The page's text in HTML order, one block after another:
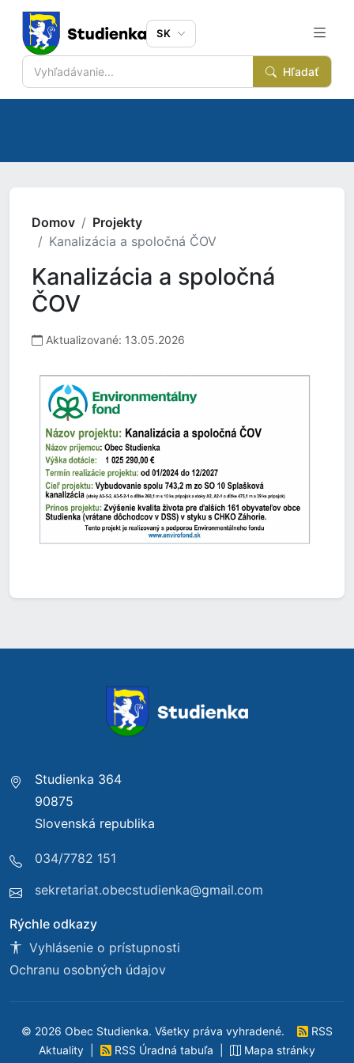
Hľadať
SK
Domov
Projekty
Kanalizácia a spoločná ČOV
Kanalizácia a spoločná
ČOV
Aktualizované: 13.05.2026
Studienka 364
90875
Slovenská republika
034/7782 151
sekretariat.obecstudienka@gmail.com
Rýchle odkazy
Vyhlásenie o prístupnosti
Ochranu osobných údajov
© 2026 Obec Studienka. Všetky práva vyhradené.
RSS
Aktuality
RSS Úradná tabuľa Mapa stránky